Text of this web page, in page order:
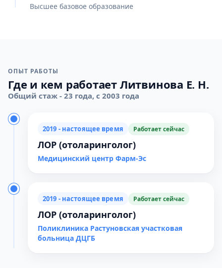
Высшее базовое образование
ОПЫТ РАБОТЫ
Где и кем работает Литвинова Е. Н.
Общий стаж - 23 года, с 2003 года
2019 - настоящее время Работает сейчас
ЛОР (отоларинголог)
Медицинский центр Фарм-Эс
2019 - настоящее время Работает сейчас
ЛОР (отоларинголог)
Поликлиника Растуновская участковая
больница ДЦГБ